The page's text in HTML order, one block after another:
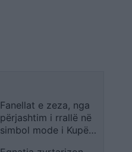
Fanellat e zeza, nga
përjashtim i rrallë në
simbol mode i Kupës